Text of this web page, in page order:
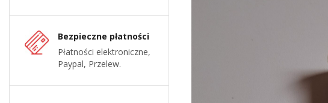
Bezpieczne płatności
Płatności elektroniczne,
Paypal, Przelew.